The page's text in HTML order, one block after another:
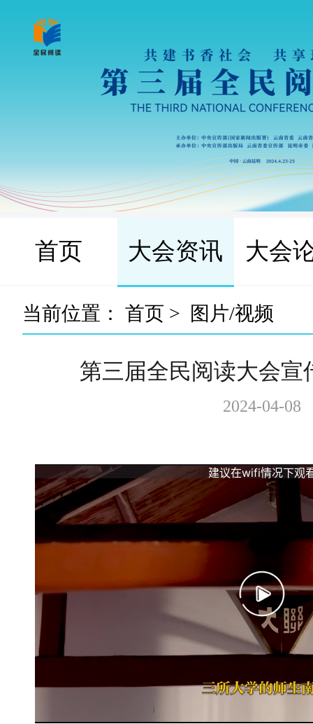
首页 大会资讯 大会
当前位置： 首页 > 图片/视频
第三届全民阅读大会宣
2024-04-08